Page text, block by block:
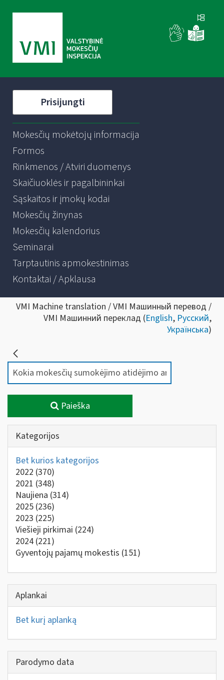
Prisijungti
Mokesčių mokėtojų informacija
Formos
Rinkmenos / Atviri duomenys
Skaičiuoklės ir pagalbininkai
Sąskaitos ir įmokų kodai
Mokesčių žinynas
Mokesčių kalendorius
Seminarai
Tarptautinis apmokestinimas
Kontaktai / Apklausa
VMI Machine translation / VMI Машинный перевод /
VMI Машинний переклад (English, Русский,
Українська)
Paieška
Kategorijos
Bet kurios kategorijos
2022 (370)
2021 (348)
Naujiena (314)
2025 (236)
2023 (225)
Viešieji pirkimai (224)
2024 (221)
Gyventojų pajamų mokestis (151)
Aplankai
Bet kurį aplanką
Parodymo data